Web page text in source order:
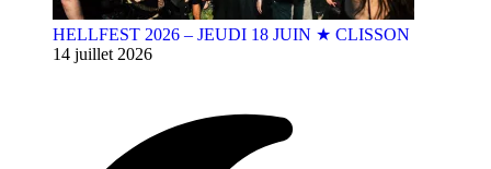
HELLFEST 2026 – JEUDI 18 JUIN ★ CLISSON
14 juillet 2026